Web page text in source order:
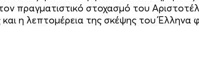
πραγματιστικό στοχασμό του
η λεπτομέρεια της σκέψης του Έλληνα